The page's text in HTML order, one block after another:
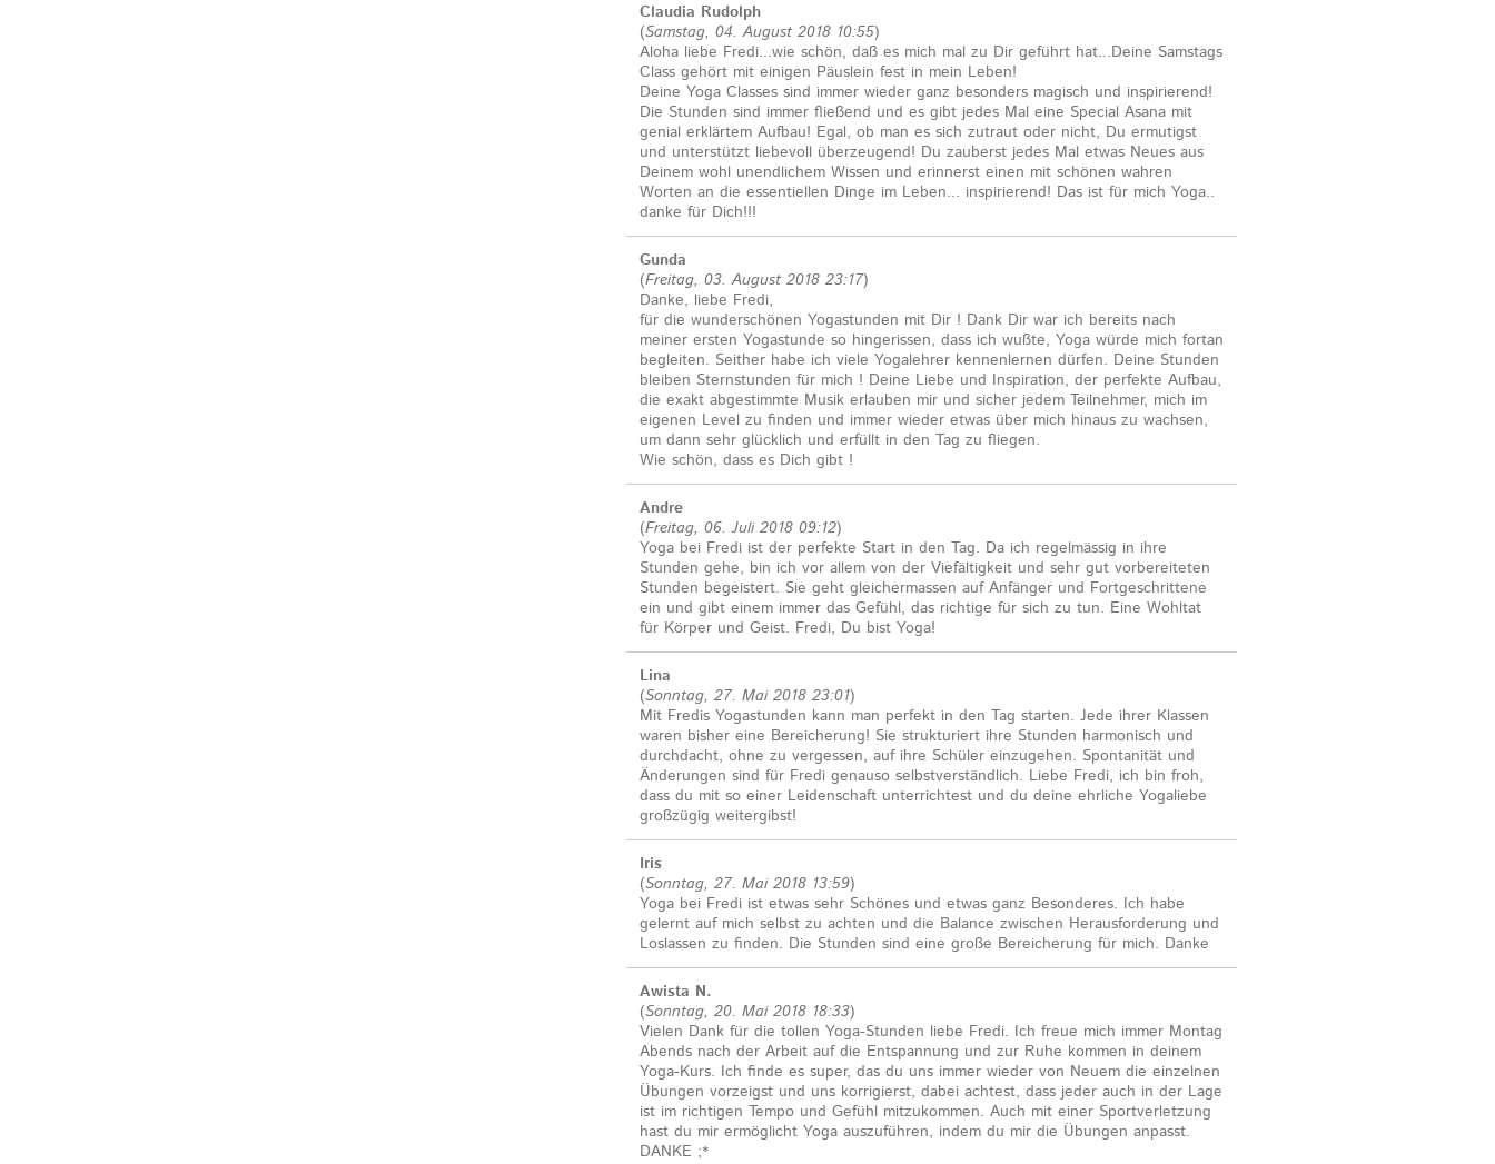
Claudia Rudolph
(Samstag, 04. August 2018 10:55)
Aloha liebe Fredi...wie schön, daß es mich mal zu Dir geführt hat...Deine Samstags
Class gehört mit einigen Päuslein fest in mein Leben!
Deine Yoga Classes sind immer wieder ganz besonders magisch und inspirierend!
Die Stunden sind immer fließend und es gibt jedes Mal eine Special Asana mit
genial erklärtem Aufbau! Egal, ob man es sich zutraut oder nicht, Du ermutigst
und unterstützt liebevoll überzeugend! Du zauberst jedes Mal etwas Neues aus
Deinem wohl unendlichem Wissen und erinnerst einen mit schönen wahren
Worten an die essentiellen Dinge im Leben... inspirierend! Das ist für mich Yoga..
danke für Dich!!!
Gunda
(Freitag, 03. August 2018 23:17)
Danke, liebe Fredi,
für die wunderschönen Yogastunden mit Dir ! Dank Dir war ich bereits nach
meiner ersten Yogastunde so hingerissen, dass ich wußte, Yoga würde mich fortan
begleiten. Seither habe ich viele Yogalehrer kennenlernen dürfen. Deine Stunden
bleiben Sternstunden für mich ! Deine Liebe und Inspiration, der perfekte Aufbau,
die exakt abgestimmte Musik erlauben mir und sicher jedem Teilnehmer, mich im
eigenen Level zu finden und immer wieder etwas über mich hinaus zu wachsen,
um dann sehr glücklich und erfüllt in den Tag zu fliegen.
Wie schön, dass es Dich gibt !
Andre
(Freitag, 06. Juli 2018 09:12)
Yoga bei Fredi ist der perfekte Start in den Tag. Da ich regelmässig in ihre
Stunden gehe, bin ich vor allem von der Viefältigkeit und sehr gut vorbereiteten
Stunden begeistert. Sie geht gleichermassen auf Anfänger und Fortgeschrittene
ein und gibt einem immer das Gefühl, das richtige für sich zu tun. Eine Wohltat
für Körper und Geist. Fredi, Du bist Yoga!
Lina
(Sonntag, 27. Mai 2018 23:01)
Mit Fredis Yogastunden kann man perfekt in den Tag starten. Jede ihrer Klassen
waren bisher eine Bereicherung! Sie strukturiert ihre Stunden harmonisch und
durchdacht, ohne zu vergessen, auf ihre Schüler einzugehen. Spontanität und
Änderungen sind für Fredi genauso selbstverständlich. Liebe Fredi, ich bin froh,
dass du mit so einer Leidenschaft unterrichtest und du deine ehrliche Yogaliebe
großzügig weitergibst!
Iris
(Sonntag, 27. Mai 2018 13:59)
Yoga bei Fredi ist etwas sehr Schönes und etwas ganz Besonderes. Ich habe
gelernt auf mich selbst zu achten und die Balance zwischen Herausforderung und
Loslassen zu finden. Die Stunden sind eine große Bereicherung für mich. Danke
Awista N.
(Sonntag, 20. Mai 2018 18:33)
Vielen Dank für die tollen Yoga-Stunden liebe Fredi. Ich freue mich immer Montag
Abends nach der Arbeit auf die Entspannung und zur Ruhe kommen in deinem
Yoga-Kurs. Ich finde es super, das du uns immer wieder von Neuem die einzelnen
Übungen vorzeigst und uns korrigierst, dabei achtest, dass jeder auch in der Lage
ist im richtigen Tempo und Gefühl mitzukommen. Auch mit einer Sportverletzung
hast du mir ermöglicht Yoga auszuführen, indem du mir die Übungen anpasst.
DANKE ;*